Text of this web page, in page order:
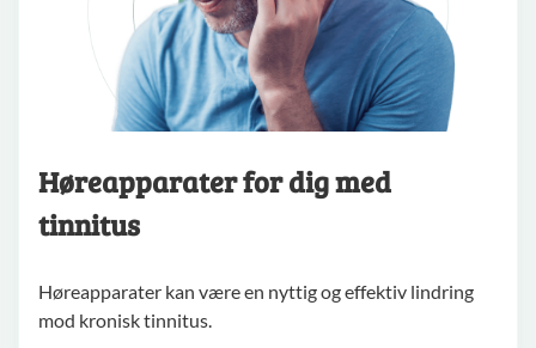
Høreapparater for dig med
tinnitus
Høreapparater kan være en nyttig og effektiv lindring
mod kronisk tinnitus.